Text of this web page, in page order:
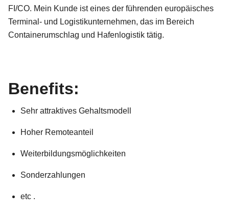
FI/CO. Mein Kunde ist eines der führenden europäisches
Terminal- und Logistikunternehmen, das im Bereich
Containerumschlag und Hafenlogistik tätig.
Benefits:
Sehr attraktives Gehaltsmodell
Hoher Remoteanteil
Weiterbildungsmöglichkeiten
Sonderzahlungen
etc .